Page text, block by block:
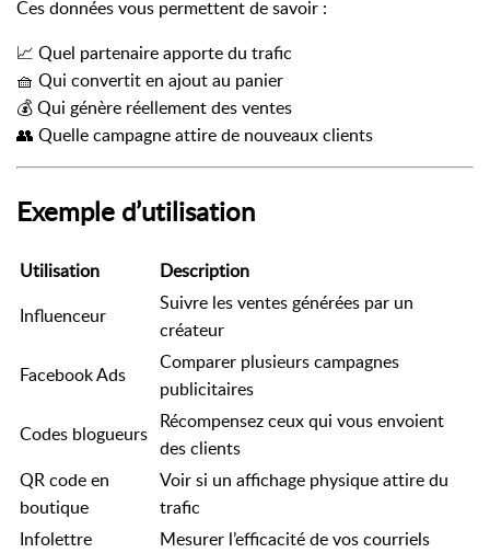
Ces données vous permettent de savoir :
📈 Quel partenaire apporte du trafic
🧺 Qui convertit en ajout au panier
💰 Qui génère réellement des ventes
👥 Quelle campagne attire de nouveaux clients
Exemple d’utilisation
Utilisation
Description
Influenceur
Suivre les ventes générées par un
créateur
Facebook Ads
Comparer plusieurs campagnes
publicitaires
Codes blogueurs
Récompensez ceux qui vous envoient
des clients
QR code en
boutique
Voir si un affichage physique attire du
trafic
Infolettre
Mesurer l’efficacité de vos courriels